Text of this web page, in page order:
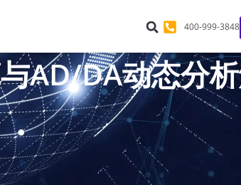
400-999-3848
AD/DA动态分